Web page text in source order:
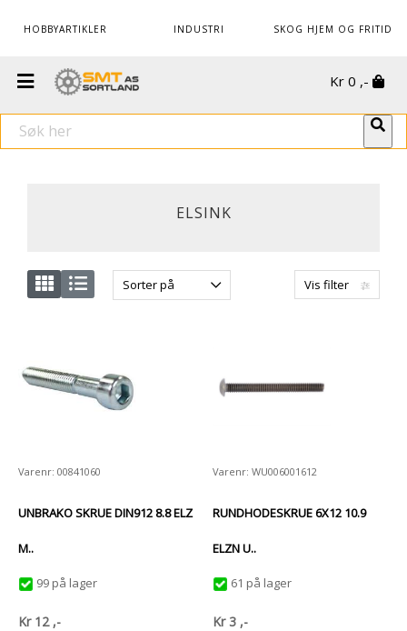
HOBBYARTIKLER INDUSTRI SKOG HJEM OG FRITID
Kr 0 ,-
ELSINK
Vis filter
Sorter på
Varenr: 00841060
UNBRAKO SKRUE DIN912 8.8 ELZ
M..
99 på lager
Kr 12 ,-
Varenr: WU006001612
RUNDHODESKRUE 6X12 10.9
ELZN U..
61 på lager
Kr3 ,-